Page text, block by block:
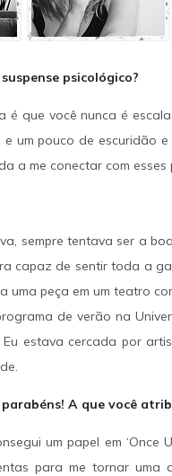
psicológico?
é que você nunca é
um pouco de escuridão
a me conectar com esses
sempre tentava ser a
capaz de sentir toda a
peça em um teatro
de verão na
estava cercada por
A que você
um papel em ‘Once
para me tornar uma